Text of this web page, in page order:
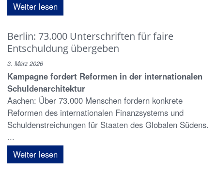
Weiter lesen
Berlin: 73.000 Unterschriften für faire
Entschuldung übergeben
3. März 2026
Kampagne fordert Reformen in der internationalen
Schuldenarchitektur
Aachen: Über 73.000 Menschen fordern konkrete
Reformen des internationalen Finanzsystems und
Schuldenstreichungen für Staaten des Globalen Südens.
...
Weiter lesen